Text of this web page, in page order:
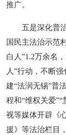
推广。
五是深化普治
国民主法治示范
白人”1.2万余名
人”行动，不断
建“法润无锡”普
程和“维权关爱
视等媒体开辟《
援》等法治栏目